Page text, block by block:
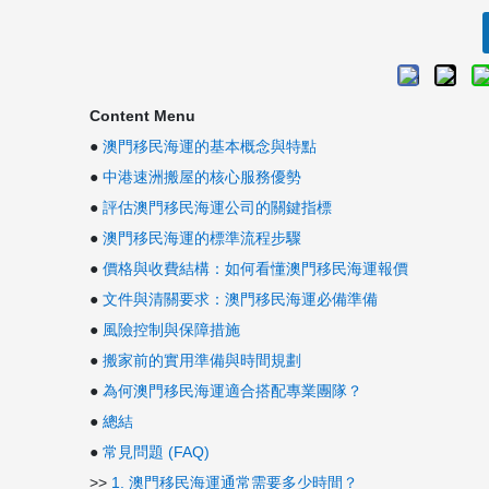
Content Menu
● 澳門移民海運的基本概念與特點
● 中港速洲搬屋的核心服務優勢
● 評估澳門移民海運公司的關鍵指標
● 澳門移民海運的標準流程步驟
● 價格與收費結構：如何看懂澳門移民海運報價
● 文件與清關要求：澳門移民海運必備準備
● 風險控制與保障措施
● 搬家前的實用準備與時間規劃
● 為何澳門移民海運適合搭配專業團隊？
● 總結
● 常見問題 (FAQ)
>> 1. 澳門移民海運通常需要多少時間？